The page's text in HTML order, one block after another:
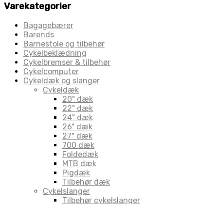
Varekategorier
Bagagebærer
Barends
Barnestole og tilbehør
Cykelbeklædning
Cykelbremser & tilbehør
Cykelcomputer
Cykeldæk og slanger
Cykeldæk
20" dæk
22" dæk
24" dæk
26" dæk
27" dæk
700 dæk
Foldedæk
MTB dæk
Pigdæk
Tilbehør dæk
Cykelslanger
Tilbehør cykelslanger